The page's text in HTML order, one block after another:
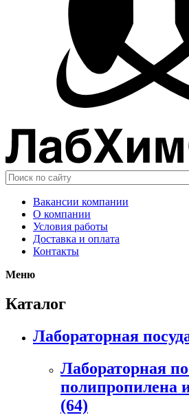
Вакансии компании
О компании
Условия работы
Доставка и оплата
Контакты
Меню
Каталог
Лабораторная
Лабораторная
полипропилена
(64)